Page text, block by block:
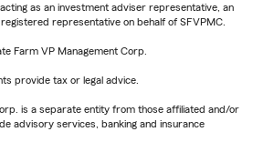
as an investment adviser representative, an
representative on behalf of SFVPMC.
Farm VP Management Corp.
provide tax or legal advice.
is a separate entity from those affiliated and/or
advisory services, banking and insurance